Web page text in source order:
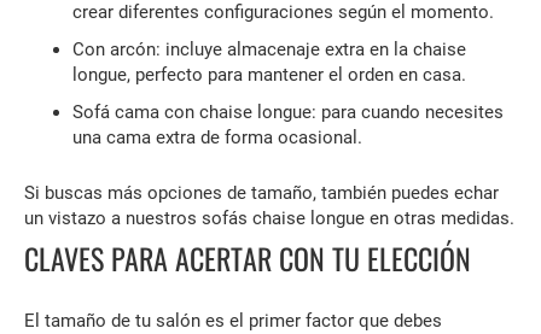
crear diferentes configuraciones según el momento.
Con arcón: incluye almacenaje extra en la chaise
longue, perfecto para mantener el orden en casa.
Sofá cama con chaise longue: para cuando necesites
una cama extra de forma ocasional.
Si buscas más opciones de tamaño, también puedes echar
un vistazo a nuestros sofás chaise longue en otras medidas.
CLAVES PARA ACERTAR CON TU ELECCIÓN
El tamaño de tu salón es el primer factor que debes